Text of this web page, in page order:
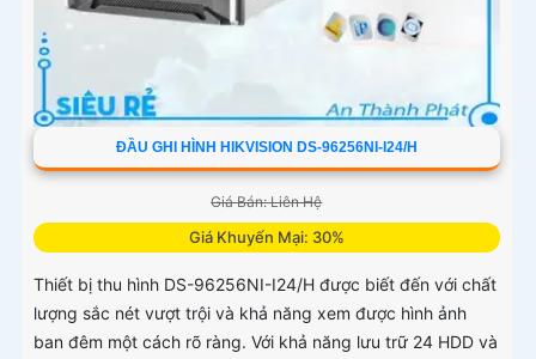
ĐẦU GHI HÌNH HIKVISION DS-96256NI-I24/H
Giá Bán: Liên Hệ
Giá Khuyến Mại: 30%
Thiết bị thu hình DS-96256NI-I24/H được biết đến với chất
lượng sắc nét vượt trội và khả năng xem được hình ảnh
ban đêm một cách rõ ràng. Với khả năng lưu trữ 24 HDD và